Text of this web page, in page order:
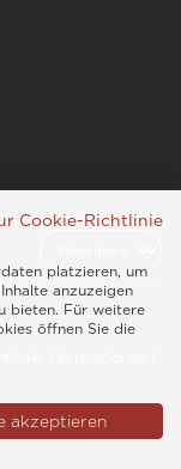
Cookie-Richtlinie
platzieren, um
anzuzeigen
bieten. Für weitere
öffnen Sie die
akzeptieren